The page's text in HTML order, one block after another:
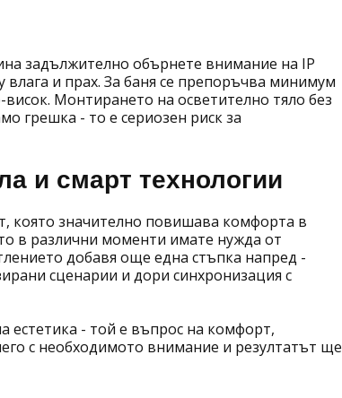
задължително обърнете внимание на IP
и прах. За баня се препоръчва минимум
Монтирането на осветително тяло без
грешка - то е сериозен риск за
и смарт технологии
която значително повишава комфорта в
в различни моменти имате нужда от
добавя още една стъпка напред -
сценарии и дори синхронизация с
естетика - той е въпрос на комфорт,
с необходимото внимание и резултатът ще